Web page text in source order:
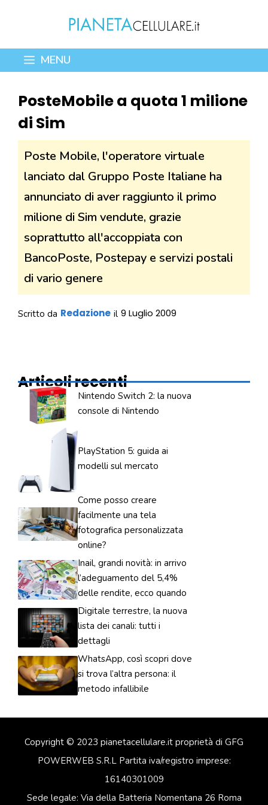
contenuto
MENU
PosteMobile a quota 1 milione
di Sim
Poste Mobile, l'operatore virtuale
lanciato dal Gruppo Poste Italiane ha
annunciato di aver raggiunto il primo
milione di Sim vendute, grazie
soprattutto all'accoppiata con
BancoPoste, Postepay e servizi postali
di vario genere
Scritto da Redazione il 9 Luglio 2009
Articoli recenti
Nintendo Switch 2: la nuova
console di Nintendo
PlayStation 5: guida ai
modelli sul mercato
Come posso creare
facilmente una tela
fotografica personalizzata
online?
Inail, grandi novità: in arrivo
l’adeguamento del 5,4%
delle rendite, ecco quando
Digitale terrestre, la nuova
lista dei canali: tutti i
dettagli
WhatsApp, così scopri dove
si trova l’altra persona: il
metodo infallibile
Copyright © 2023 pianetacellulare.it proprietà di GFG
POWERWEB S.R.L Partita iva/registro imprese:
16140301009
Sede legale: Via della Batteria Nomentana 26 Roma